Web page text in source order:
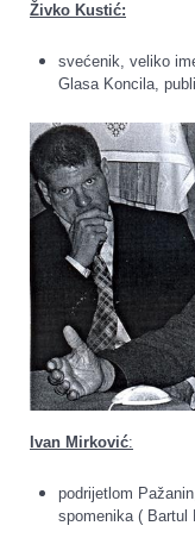
Živko Kustić:
svećenik, veliko
Glasa Koncila,
Ivan Mirković:
podrijetlom
spomenika ( Bartul